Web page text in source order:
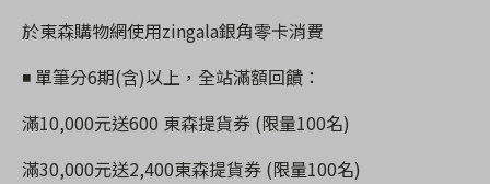
於東森購物網使用zingala銀角零卡消費
◾ 單筆分6期(含)以上，全站滿額回饋：
滿10,000元送600 東森提貨券 (限量100名)
滿30,000元送2,400東森提貨券 (限量100名)